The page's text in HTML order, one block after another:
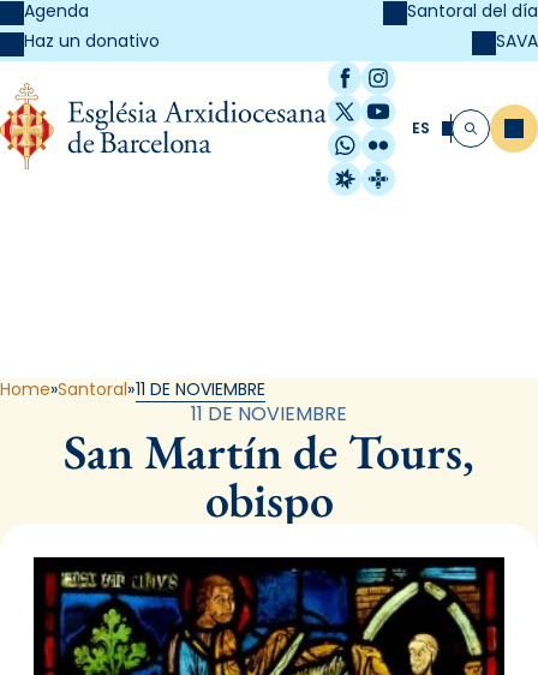
Agenda
Haz un donativo
Santoral del día
SAVA
Facebook
Instagram
X / Twitter
YouTube
WhatsApp
Flickr
Radio Estel
Catalunya
ES Buscar
Home Santoral 11 DE NOVIEMBRE
11 DE NOVIEMBRE
San Martín de Tours,
obispo